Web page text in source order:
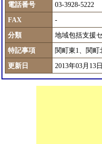
電話番号
03-3928-5222
FAX
-
分類
地域包括支援
特記事項
関町東1、関
更新日
2013年03月13日